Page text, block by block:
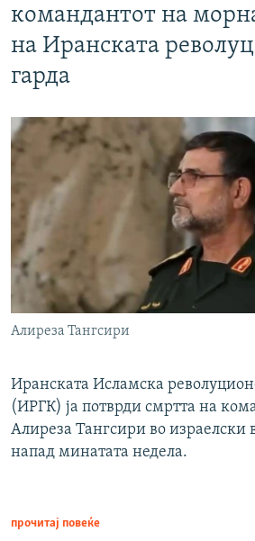
командантот на
на Иранската
гарда
Алиреза Тангсири
Иранската Исламска
(ИРГК) ја потврди смртта на
Алиреза Тангсири во израелски
напад минатата недела.
прочитај повеќе